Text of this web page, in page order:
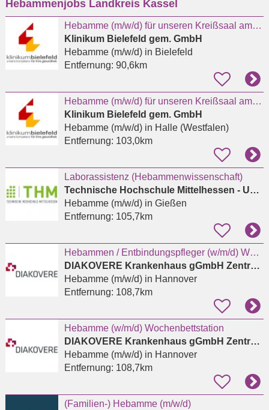
eingeben
Hebammenjobs Landkreis Kassel
Hebamme (m/w/d) für unseren Kreißsaal am Standort Mitte
Klinikum Bielefeld gem. GmbH
Hebamme (m/w/d)in Bielefeld
Entfernung: 90,6km
Hebamme (m/w/d) für unseren Kreißsaal am Standort Halle (Westf.)
Klinikum Bielefeld gem. GmbH
Hebamme (m/w/d)in Halle (Westfalen)
Entfernung: 103,0km
Laborassistenz (Hebammenwissenschaft)
Technische Hochschule Mittelhessen - University of Applied Sciences - THM Business School
Hebamme (m/w/d)in Gießen
Entfernung: 105,7km
Hebammen / Entbindungspfleger (w/m/d) Wochenbettstation
DIAKOVERE Krankenhaus gGmbH Zentrallabor
Hebamme (m/w/d)in Hannover
Entfernung: 108,7km
Hebamme (w/m/d) Wochenbettstation
DIAKOVERE Krankenhaus gGmbH Zentrallabor
Hebamme (m/w/d)in Hannover
Entfernung: 108,7km
(Familien-) Hebamme (m/w/d)